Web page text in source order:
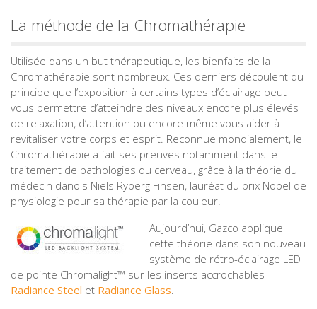
La méthode de la Chromathérapie
Utilisée dans un but thérapeutique, les bienfaits de la
Chromathérapie sont nombreux. Ces derniers découlent du
principe que l’exposition à certains types d’éclairage peut
vous permettre d’atteindre des niveaux encore plus élevés
de relaxation, d’attention ou encore même vous aider à
revitaliser votre corps et esprit. Reconnue mondialement, le
Chromathérapie a fait ses preuves notamment dans le
traitement de pathologies du cerveau, grâce à la théorie du
médecin danois Niels Ryberg Finsen, lauréat du prix Nobel de
physiologie pour sa thérapie par la couleur.
Aujourd’hui, Gazco applique
cette théorie dans son nouveau
système de rétro-éclairage LED
de pointe Chromalight™ sur les inserts accrochables
Radiance Steel et Radiance Glass.